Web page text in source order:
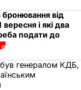
від
вересня і які два
подати до
був генералом КДБ,